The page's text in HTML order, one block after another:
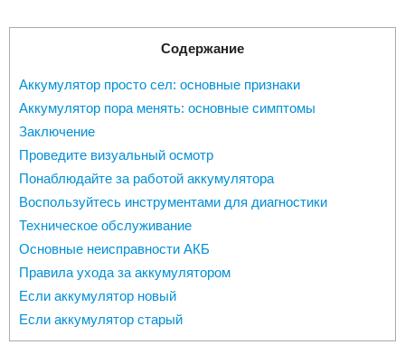
Содержание
Аккумулятор просто сел: основные признаки
Аккумулятор пора менять: основные симптомы
Заключение
Проведите визуальный осмотр
Понаблюдайте за работой аккумулятора
Воспользуйтесь инструментами для диагностики
Техническое обслуживание
Основные неисправности АКБ
Правила ухода за аккумулятором
Если аккумулятор новый
Если аккумулятор старый